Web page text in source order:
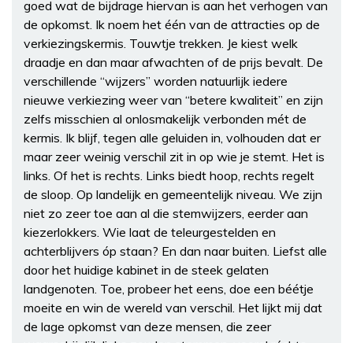
goed wat de bijdrage hiervan is aan het verhogen van
de opkomst. Ik noem het één van de attracties op de
verkiezingskermis. Touwtje trekken. Je kiest welk
draadje en dan maar afwachten of de prijs bevalt. De
verschillende “wijzers” worden natuurlijk iedere
nieuwe verkiezing weer van “betere kwaliteit” en zijn
zelfs misschien al onlosmakelijk verbonden mét de
kermis. Ik blijf, tegen alle geluiden in, volhouden dat er
maar zeer weinig verschil zit in op wie je stemt. Het is
links. Of het is rechts. Links biedt hoop, rechts regelt
de sloop. Op landelijk en gemeentelijk niveau. We zijn
niet zo zeer toe aan al die stemwijzers, eerder aan
kiezerlokkers. Wie laat de teleurgestelden en
achterblijvers óp staan? En dan naar buiten. Liefst alle
door het huidige kabinet in de steek gelaten
landgenoten. Toe, probeer het eens, doe een béétje
moeite en win de wereld van verschil. Het lijkt mij dat
de lage opkomst van deze mensen, die zeer